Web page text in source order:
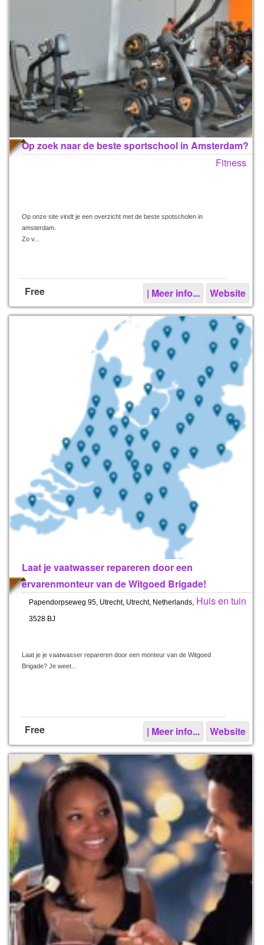
Op zoek naar de beste sportschool in Amsterdam?
Fitness
Op onze site vindt je een overzicht met de beste spotscholen in
amsterdam.
Zo v...
Free Website
| Meer info...
Laat je vaatwasser repareren door een
ervarenmonteur van de Witgoed Brigade!
Huis en tuin
Papendorpseweg 95, Utrecht, Utrecht, Netherlands,
3528 BJ
Laat je je vaatwasser repareren door een monteur van de Witgoed
Brigade? Je weet...
Free Website
| Meer info...